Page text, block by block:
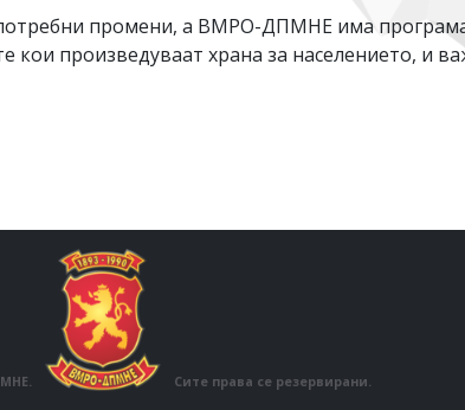
промени, а ВМРО-ДПМНЕ има
произведуваат храна за населението, и
Сите права се резервирани.